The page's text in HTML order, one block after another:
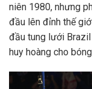
niên 1980, nhưng
đầu lên đỉnh thế
đầu tung lưới Brazil
huy hoàng cho